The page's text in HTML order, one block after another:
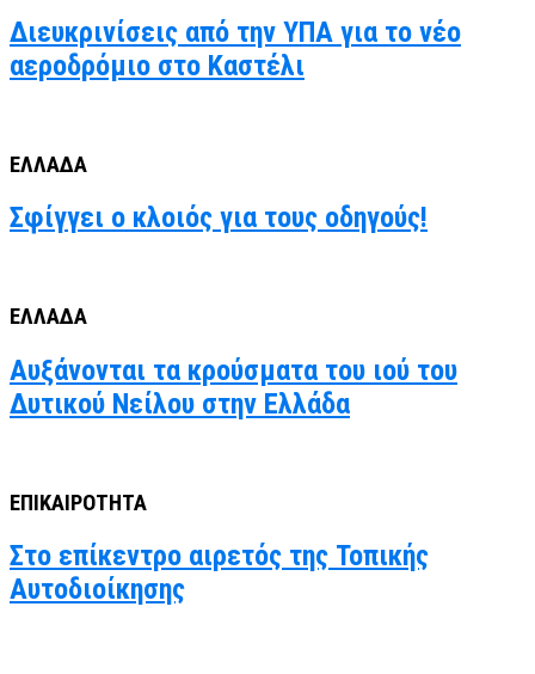
Διευκρινίσεις από την ΥΠΑ για το νέο
αεροδρόμιο στο Καστέλι
ΕΛΛΑΔΑ
Σφίγγει ο κλοιός για τους οδηγούς!
ΕΛΛΑΔΑ
Αυξάνονται τα κρούσματα του ιού του
Δυτικού Νείλου στην Ελλάδα
ΕΠΙΚΑΙΡΟΤΗΤΑ
Στο επίκεντρο αιρετός της Τοπικής
Αυτοδιοίκησης